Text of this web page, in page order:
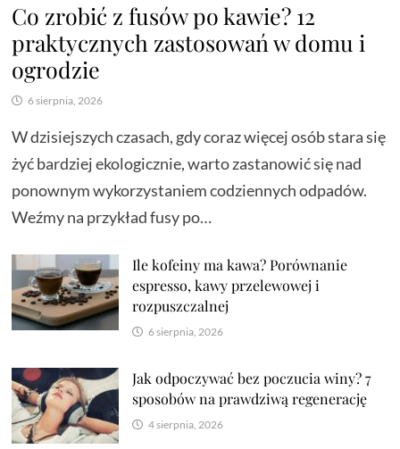
Co zrobić z fusów po kawie? 12
praktycznych zastosowań w domu i
ogrodzie
6 sierpnia, 2026
W dzisiejszych czasach, gdy coraz więcej osób stara się
żyć bardziej ekologicznie, warto zastanowić się nad
ponownym wykorzystaniem codziennych odpadów.
Weźmy na przykład fusy po…
Ile kofeiny ma kawa? Porównanie
espresso, kawy przelewowej i
rozpuszczalnej
6 sierpnia, 2026
Jak odpoczywać bez poczucia winy? 7
sposobów na prawdziwą regenerację
4 sierpnia, 2026